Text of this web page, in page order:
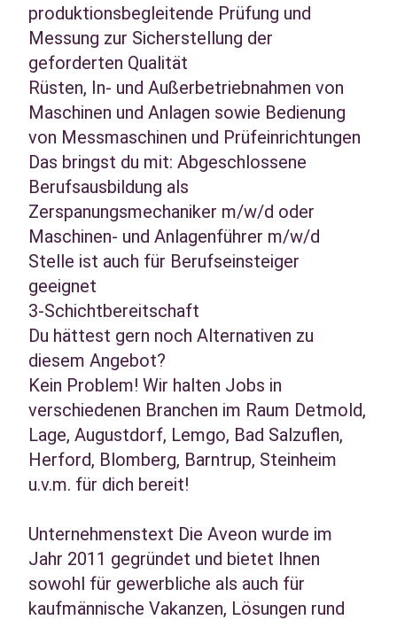
produktionsbegleitende Prüfung und
Messung zur Sicherstellung der
geforderten Qualität
Rüsten, In- und Außerbetriebnahmen von
Maschinen und Anlagen sowie Bedienung
von Messmaschinen und Prüfeinrichtungen
Das bringst du mit: Abgeschlossene
Berufsausbildung als
Zerspanungsmechaniker m/w/d oder
Maschinen- und Anlagenführer m/w/d
Stelle ist auch für Berufseinsteiger
geeignet
3-Schichtbereitschaft
Du hättest gern noch Alternativen zu
diesem Angebot?
Kein Problem! Wir halten Jobs in
verschiedenen Branchen im Raum Detmold,
Lage, Augustdorf, Lemgo, Bad Salzuflen,
Herford, Blomberg, Barntrup, Steinheim
u.v.m. für dich bereit!
Unternehmenstext Die Aveon wurde im
Jahr 2011 gegründet und bietet Ihnen
sowohl für gewerbliche als auch für
kaufmännische Vakanzen, Lösungen rund